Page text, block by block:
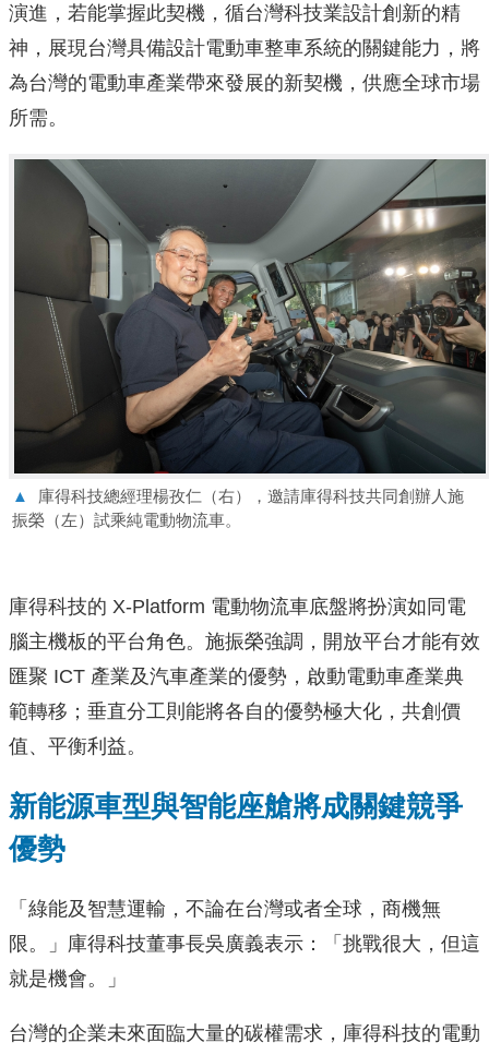
演進，若能掌握此契機，循台灣科技業設計創新的精
神，展現台灣具備設計電動車整車系統的關鍵能力，將
為台灣的電動車產業帶來發展的新契機，供應全球市場
所需。
▲
庫得科技總經理楊孜仁（右），邀請庫得科技共同創辦人施
振榮（左）試乘純電動物流車。
庫得科技的 X-Platform 電動物流車底盤將扮演如同電
腦主機板的平台角色。施振榮強調，開放平台才能有效
匯聚 ICT 產業及汽車產業的優勢，啟動電動車產業典
範轉移；垂直分工則能將各自的優勢極大化，共創價
值、平衡利益。
新能源車型與智能座艙將成關鍵競爭
優勢
「綠能及智慧運輸，不論在台灣或者全球，商機無
限。」庫得科技董事長吳廣義表示：「挑戰很大，但這
就是機會。」
台灣的企業未來面臨大量的碳權需求，庫得科技的電動